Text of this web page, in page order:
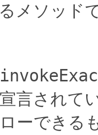
メソッド
言されて
ーできる